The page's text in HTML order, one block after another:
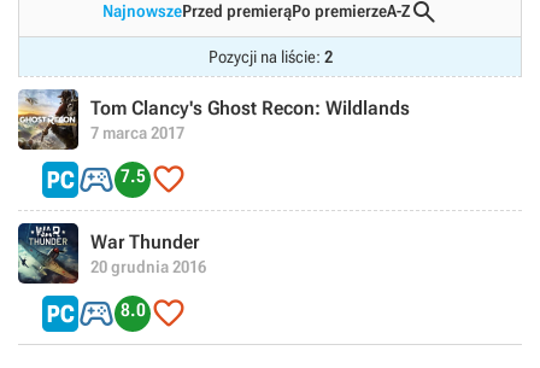
NajnowszePrzed premierąPo premierzeA-Z
Pozycji na liście: 2
Tom Clancy's Ghost Recon: Wildlands
7 marca 2017
 7.5 
War Thunder
20 grudnia 2016
 8.0 